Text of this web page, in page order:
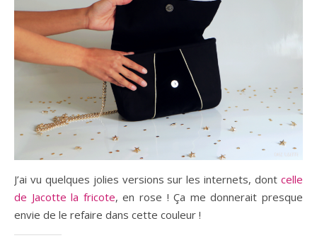
J’ai vu quelques jolies versions sur les internets, dont celle
de Jacotte la fricote, en rose ! Ça me donnerait presque
envie de le refaire dans cette couleur !